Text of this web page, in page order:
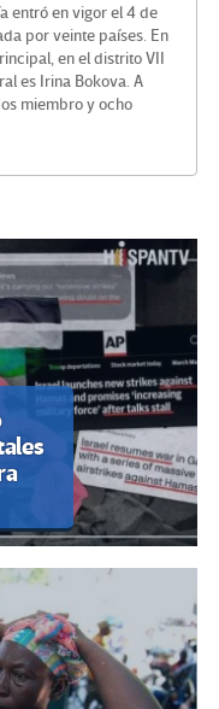
entró en vigor el 4 de
por veinte países. En
en el distrito VII
es Irina Bokova. A
miembro y ocho